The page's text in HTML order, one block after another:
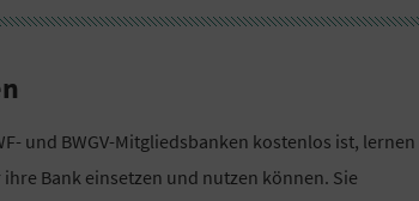
und BWGV-Mitgliedsbanken kostenlos ist, lernen
Bank einsetzen und nutzen können. Sie